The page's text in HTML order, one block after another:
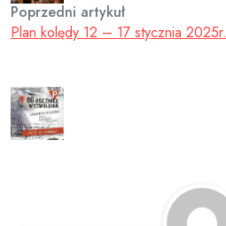
Poprzedni artykuł
Plan kolędy 12 – 17 stycznia 2025r.